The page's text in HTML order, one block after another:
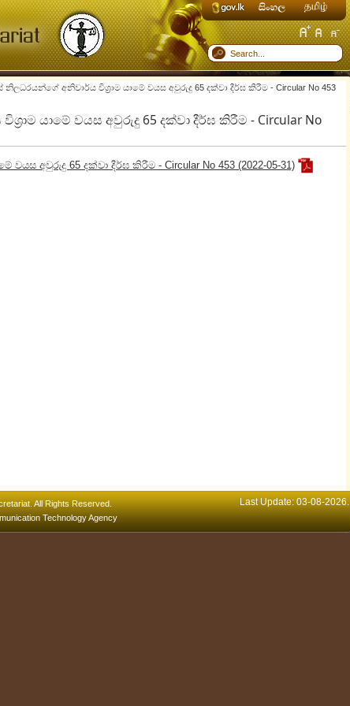
අනිවාර්ය විශ්‍රාම යාමේ වයස අවුරුදු 65 දක්වා දීර්ඝ කිරීම - Circular No 453
යාමේ වයස අවුරුදු 65 දක්වා දීර්ඝ කිරීම - Circular No
අවුරුදු 65 දක්වා දීර්ඝ කිරීම - Circular No 453 (2022-05-31)
All Rights Reserved.
Technology Agency
Last Update: 03-08-2026.